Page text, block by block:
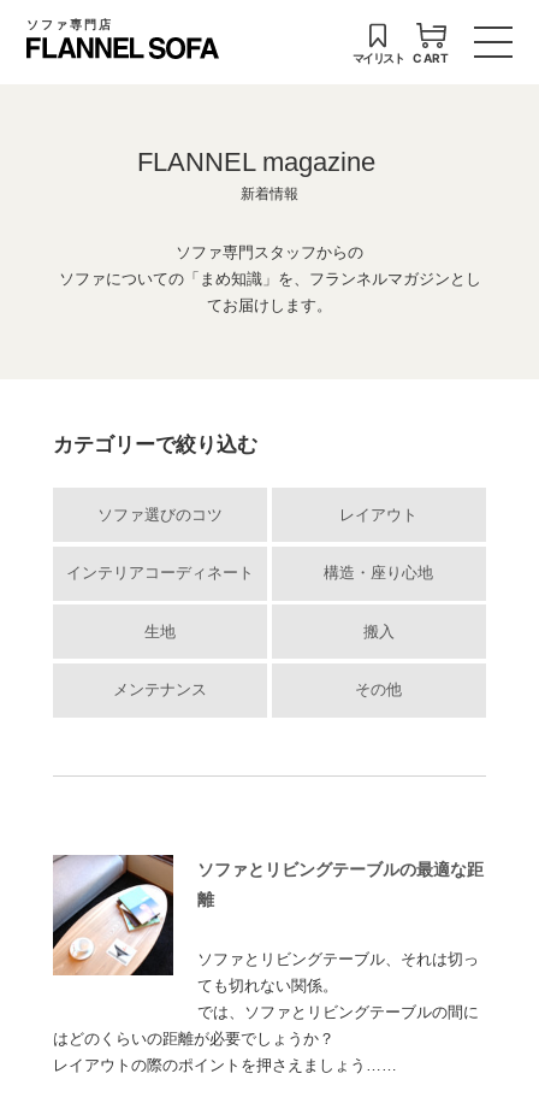
ソファ専門店
マイリスト CART
FLANNEL magazine
新着情報
ソファ専門スタッフからの
ソファについての「まめ知識」を、フランネルマガジンとし
てお届けします。
カテゴリーで絞り込む
ソファ選びのコツ レイアウト
インテリアコーディネート 構造・座り心地
生地 搬入
メンテナンス その他
ソファとリビングテーブルの最適な距
離
ソファとリビングテーブル、それは切っ
ても切れない関係。
では、ソファとリビングテーブルの間に
はどのくらいの距離が必要でしょうか？
レイアウトの際のポイントを押さえましょう……